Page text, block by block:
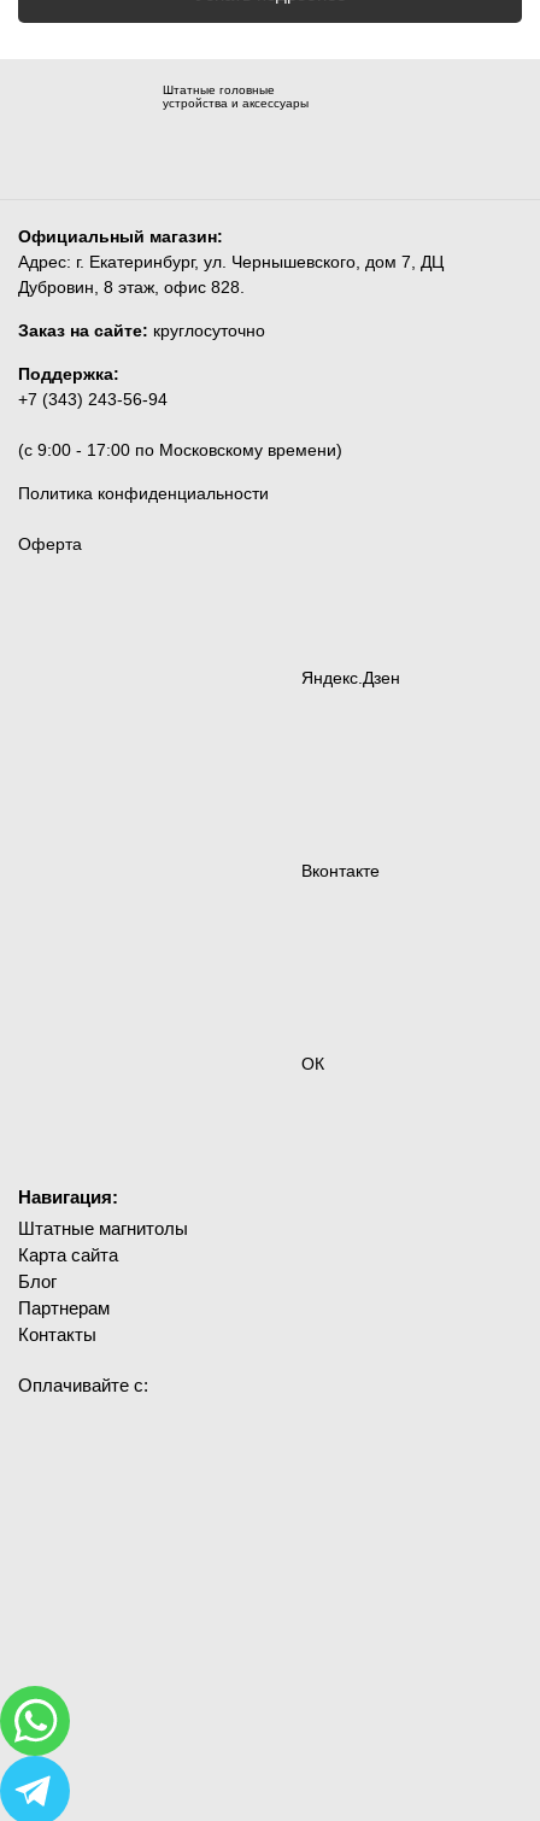
Штатные головные
устройства и аксессуары
Официальный магазин:
Адрес: г. Екатеринбург, ул. Чернышевского, дом 7, ДЦ
Дубровин, 8 этаж, офис 828.
Заказ на сайте: круглосуточно
Поддержка:
+7 (343) 243-56-94
(c 9:00 - 17:00 по Московскому времени)
Политика конфиденциальности
Оферта
Яндекс.Дзен
Вконтакте
ОК
Навигация:
Штатные магнитолы
Карта сайта
Блог
Партнерам
Контакты
Оплачивайте с: